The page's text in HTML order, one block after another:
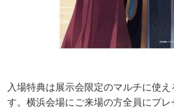
入場特典は展示会限定のマルチに使
す。横浜会場にご来場の方全員にプレ